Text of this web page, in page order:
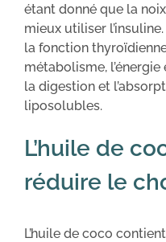
étant donné que la
mieux utiliser
la fonction
métabolisme, l’énergie
la digestion et
liposolubles.
L’huile de
réduire le
L’huile de coco